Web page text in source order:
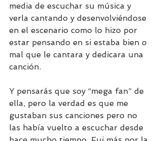
media de escuchar su música y
verla cantando y desenvolviéndose
en el escenario como lo hizo por
estar pensando en si estaba bien o
mal que le cantara y dedicara una
canción.
Y pensarás que soy “mega fan” de
ella, pero la verdad es que me
gustaban sus canciones pero no
las había vuelto a escuchar desde